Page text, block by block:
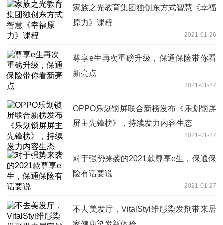
家族之光教育集团独创东方式智慧《幸福
原力》课程
2021-01-26
尊享e生再次重磅升级，保通保险带你看
新亮点
2021-01-27
OPPO乐划锁屏联合新榜发布《乐划锁屏
屏主先锋榜》，持续发力内容生态
2021-01-27
对于强势来袭的2021款尊享e生，保通保
险有话要说
2021-01-27
不去美发厅，VitalStyl维彤染发剂带来居